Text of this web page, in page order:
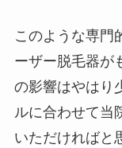
このような専門
ーザー脱毛器が
の影響はやはり
ルに合わせて当
いただければと